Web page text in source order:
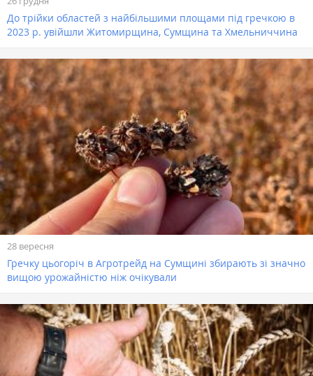
До трійки областей з найбільшими площами під гречкою в
2023 р. увійшли Житомирщина, Сумщина та Хмельниччина
28 вересня
Гречку цьогоріч в Агротрейд на Сумщині збирають зі значно
вищою урожайністю ніж очікували